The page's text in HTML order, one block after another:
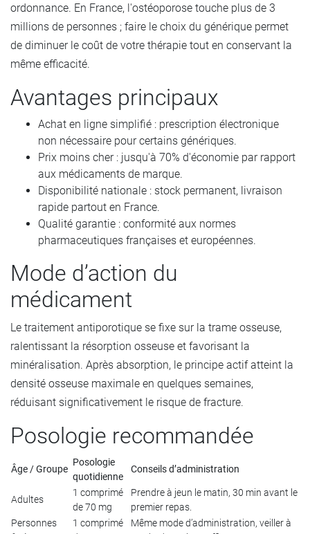
ordonnance. En France, l'ostéoporose touche plus de 3
millions de personnes ; faire le choix du générique permet
de diminuer le coût de votre thérapie tout en conservant la
même efficacité.
Avantages principaux
Achat en ligne simplifié : prescription électronique
non nécessaire pour certains génériques.
Prix moins cher : jusqu'à 70% d'économie par rapport
aux médicaments de marque.
Disponibilité nationale : stock permanent, livraison
rapide partout en France.
Qualité garantie : conformité aux normes
pharmaceutiques françaises et européennes.
Mode d’action du
médicament
Le traitement antiporotique se fixe sur la trame osseuse,
ralentissant la résorption osseuse et favorisant la
minéralisation. Après absorption, le principe actif atteint la
densité osseuse maximale en quelques semaines,
réduisant significativement le risque de fracture.
Posologie recommandée
Âge / Groupe
Posologie
quotidienne
Conseils d’administration
Adultes
1 comprimé
de 70 mg
Prendre à jeun le matin, 30 min avant le
premier repas.
Personnes
1 comprimé
Même mode d’administration, veiller à